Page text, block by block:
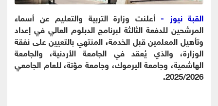
القبة نيوز - أعلنت وزارة التربية والتعليم عن أسماء
المرشحين للدفعة الثالثة لبرنامج الدبلوم العالي في إعداد
وتأهيل المعلمين قبل الخدمة، المنتهي بالتعيين على نفقة
الوزارة، والذي يُعقد في الجامعة الأردنية، والجامعة
الهاشمية، وجامعة اليرموك، وجامعة مؤتة، للعام الجامعي
2025/2026.